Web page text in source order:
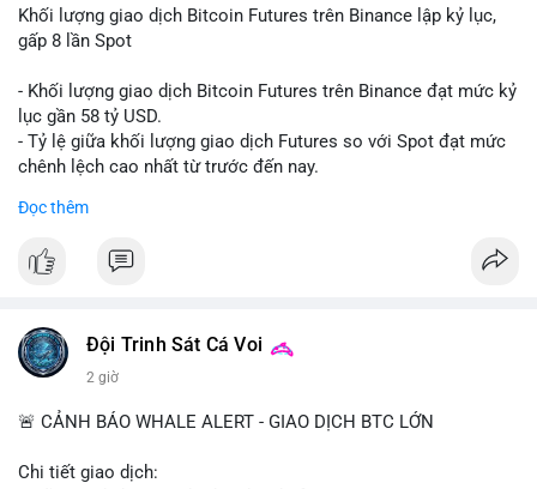
Khối lượng giao dịch Bitcoin Futures trên Binance lập kỷ lục,
gấp 8 lần Spot
- Khối lượng giao dịch Bitcoin Futures trên Binance đạt mức kỷ
lục gần 58 tỷ USD.
- Tỷ lệ giữa khối lượng giao dịch Futures so với Spot đạt mức
chênh lệch cao nhất từ trước đến nay.
dịch Spot.
#binance #btc
#vlikevn #titanbot
📰 Nguồn: Cointelegraph
Đọc thêm
Đội Trinh Sát Cá Voi
2 giờ
🚨 CẢNH BÁO WHALE ALERT - GIAO DỊCH BTC LỚN
Chi tiết giao dịch: